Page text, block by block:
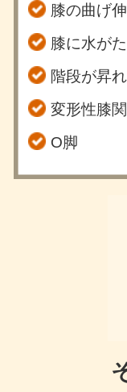
膝の曲げ
膝に水が
階段が昇
変形性膝
O脚